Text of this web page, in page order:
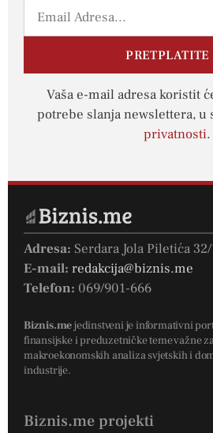
PRETPLATITE
Vaša e-mail adresa koristit
potrebe slanja newslettera, u
privatnosti.
Adresa: Serdara Jola Piletića
E-mail: redakcija@biznis.me
Telefon: 069/901-666
Biznis.mejedinstveni je informativni
finansijske i preduzetničke teme važne
makroekonomskih analiza svjetskih i
industrije.
Biznis.me projekti